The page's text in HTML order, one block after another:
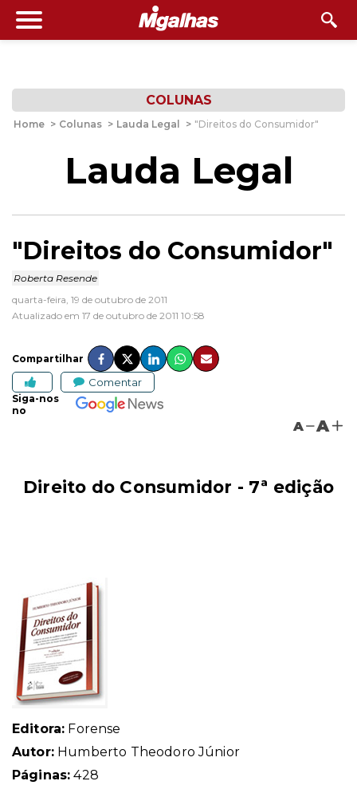
COLUNAS
Home > Colunas > Lauda Legal > "Direitos do Consumidor"
Lauda Legal
"Direitos do Consumidor"
Roberta Resende
quarta-feira, 19 de outubro de 2011
Atualizado em 17 de outubro de 2011 10:58
Compartilhar
Comentar
Siga-nos
no
A A
Direito do Consumidor - 7ª edição
Editora: Forense
Autor:Humberto Theodoro Júnior
Páginas: 428